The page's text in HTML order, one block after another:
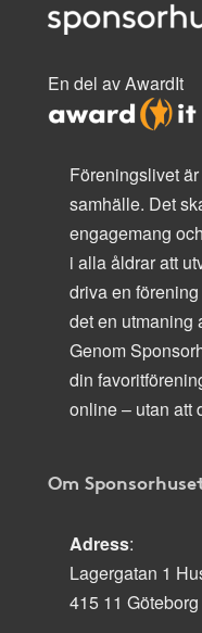
En del av AwardIt
Föreningslivet
samhälle. Det
engagemang
i alla åldrar att
driva en
det en utmaning
Genom
din
online – utan att
Om
Adress:
Lagergatan 1
415 11 Göteborg